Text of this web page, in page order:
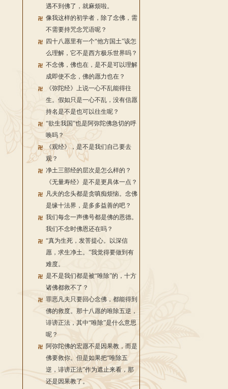
遇不到佛了，就麻烦啦。
像我这样的初学者，除了念佛，需
不需要持咒念咒语呢？
四十八愿里有一个“他方国土”该怎
么理解，它不是西方极乐世界吗？
不念佛，佛也在，是不是可以理解
成即使不念，佛的愿力也在？
《弥陀经》上说一心不乱能得往
生。假如只是一心不乱，没有信愿
持名是不是也可以往生呢？
“欲生我国”也是阿弥陀佛急切的呼
唤吗？
《观经》，是不是我们自己要去
观？
净土三部经的层次是怎么样的？
《无量寿经》是不是更具体一点？
凡夫的念头都是贪嗔痴烦恼。念佛
是缘十法界，是多多益善的吧？
我们每念一声佛号都是佛的恩德。
我们不念时佛恩还在吗？
“真为生死，发菩提心。以深信
愿，求生净土。”我觉得要做到有
难度。
是不是我们都是被“唯除”的，十方
诸佛都救不了？
罪恶凡夫只要回心念佛，都能得到
佛的救度。那十八愿的唯除五逆，
诽谤正法，其中“唯除”是什么意思
呢？
阿弥陀佛的宏愿不是因果教，而是
佛要救你。但是如果把“唯除五
逆，诽谤正法”作为遮止来看，那
还是因果教了。